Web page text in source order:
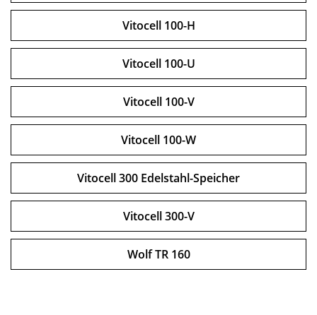
Vitocell 100-H
Vitocell 100-U
Vitocell 100-V
Vitocell 100-W
Vitocell 300 Edelstahl-Speicher
Vitocell 300-V
Wolf TR 160